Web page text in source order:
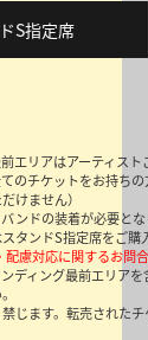
S指定席
エリアはアーティス
のチケットをお持ち
けません）
ンドの装着が必要とな
タンドS指定席をご購
慮対応に関するお問
ディング最前エリア
じます。転売された